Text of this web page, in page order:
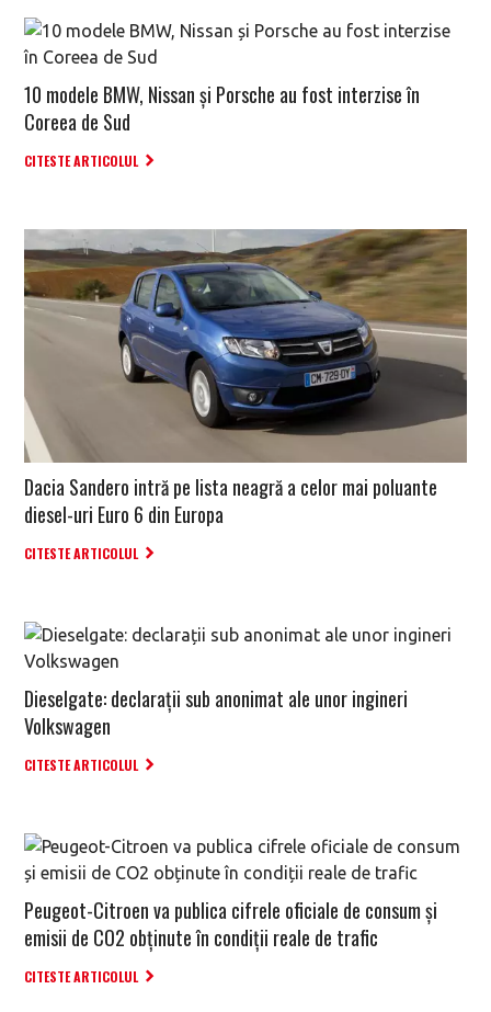
10 modele BMW, Nissan și Porsche au fost interzise în
Coreea de Sud
CITESTE ARTICOLUL
Dacia Sandero intră pe lista neagră a celor mai poluante
diesel-uri Euro 6 din Europa
CITESTE ARTICOLUL
Dieselgate: declarații sub anonimat ale unor ingineri
Volkswagen
CITESTE ARTICOLUL
Peugeot-Citroen va publica cifrele oficiale de consum și
emisii de CO2 obținute în condiții reale de trafic
CITESTE ARTICOLUL